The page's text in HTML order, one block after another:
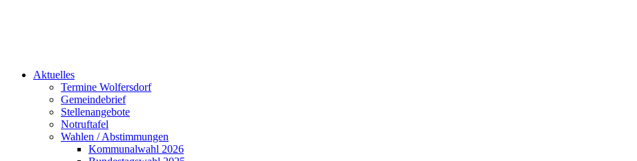
Aktuelles
Termine Wolfersdorf
Gemeindebrief
Stellenangebote
Notruftafel
Wahlen / Abstimmungen
Kommunalwahl 2026